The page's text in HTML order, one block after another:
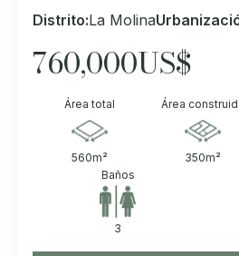
Distrito:La Molina
760,000US$
Área total
560m²
Área
350m²
Baños
3